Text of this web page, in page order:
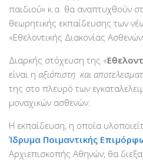
Βραβεύσεις
Εθελοντές
Εκπαίδευση
Θεωρητική
Υποστήριξη
Εποπτεία
παιδιού» κ.α θα αναπτυχθούν
θεωρητικής εκπαίδευσης των
«Εθελοντικής Διακονίας
Διαρκής στόχευση της «
είναι η αξιόπιστη και
της στο πλευρό των
μοναχικών ασθενών.
Η εκπαίδευση, η οποία
Ίδρυμα Ποιμαντικής
Αρχιεπισκοπής Αθηνών, θα